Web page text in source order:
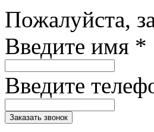
Пожалуйста,
Введите имя *
Введите